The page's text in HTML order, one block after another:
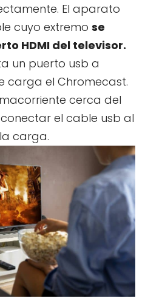
El aparato
cuyo extremo se
HDMI del televisor.
un puerto usb a
carga el Chromecast.
cerca del
el cable usb al
carga.